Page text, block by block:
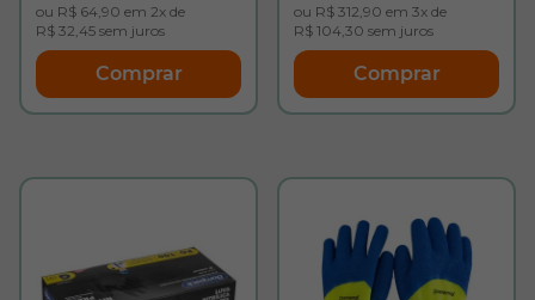
ou R$ 64,90 em 2x de
R$ 32,45 sem juros
Comprar
ou R$ 312,90 em 3x de
R$ 104,30 sem juros
Comprar